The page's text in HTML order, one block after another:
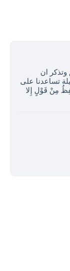
ان
تساعدنا على
مِنْ قَوْلٍ إِلا